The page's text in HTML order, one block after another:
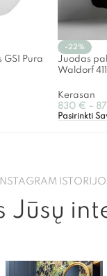
GSI Pura
-22%
Juodas
Waldorf
Kerasan
830 € –
Pasirinkti
INSTAGRAM
Jūsų